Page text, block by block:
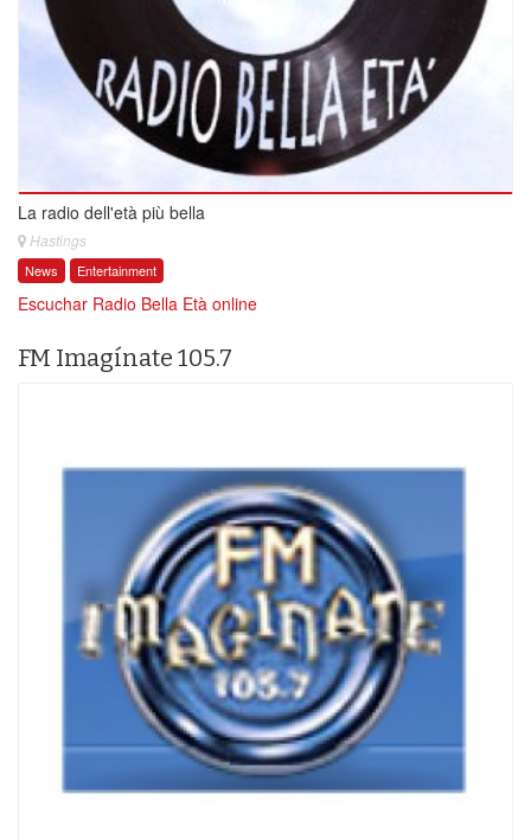
La radio dell'età più bella
Hastings
News Entertainment
Escuchar Radio Bella Età online
FM Imagínate 105.7